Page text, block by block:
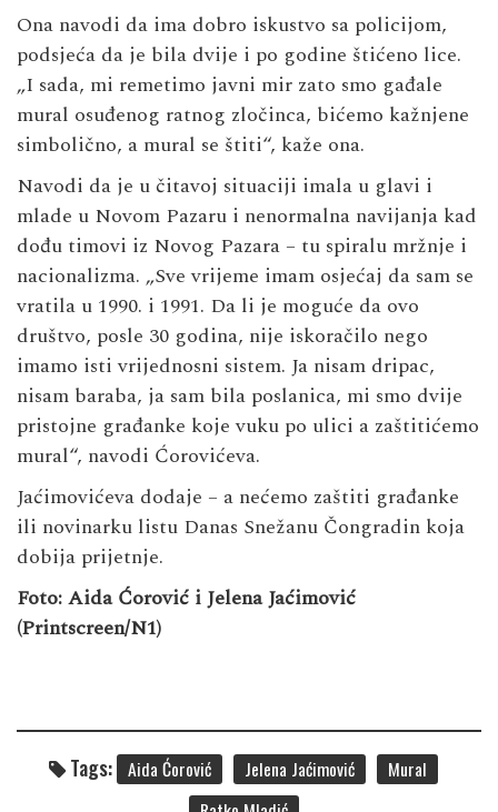
Ona navodi da ima dobro iskustvo sa policijom,
podsjeća da je bila dvije i po godine štićeno lice.
„I sada, mi remetimo javni mir zato smo gađale
mural osuđenog ratnog zločinca, bićemo kažnjene
simbolično, a mural se štiti“, kaže ona.
Navodi da je u čitavoj situaciji imala u glavi i
mlade u Novom Pazaru i nenormalna navijanja kad
dođu timovi iz Novog Pazara – tu spiralu mržnje i
nacionalizma. „Sve vrijeme imam osjećaj da sam se
vratila u 1990. i 1991. Da li je moguće da ovo
društvo, posle 30 godina, nije iskoračilo nego
imamo isti vrijednosni sistem. Ja nisam dripac,
nisam baraba, ja sam bila poslanica, mi smo dvije
pristojne građanke koje vuku po ulici a zaštitićemo
mural“, navodi Ćorovićeva.
Jaćimovićeva dodaje – a nećemo zaštiti građanke
ili novinarku listu Danas Snežanu Čongradin koja
dobija prijetnje.
Foto: Aida Ćorović i Jelena Jaćimović
(Printscreen/N1)
Tags: Aida Ćorović Jelena Jaćimović
Mural